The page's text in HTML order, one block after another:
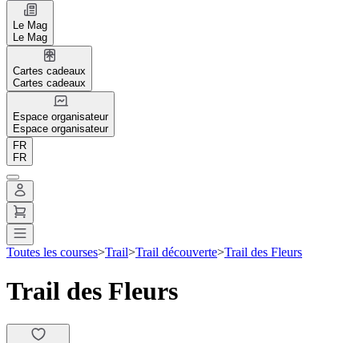
Le Mag
Le Mag
Cartes cadeaux
Cartes cadeaux
Espace organisateur
Espace organisateur
FR
FR
Toutes les courses>Trail>Trail découverte>Trail des Fleurs
Trail des Fleurs